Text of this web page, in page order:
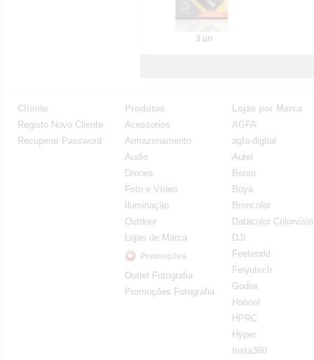
3 un
Cliente
Registo Novo Cliente
Recuperar Password
Produtos
Acessorios
Armazenamento
Audio
Drones
Foto e Vídeo
Iluminação
Outdoor
Lojas de Marca
Outlet Fotografia
Promoções Fotografia
Lojas por Marca
AGFA
agfa-digital
Autel
Benro
Boya
Broncolor
Datacolor
DJI
Feelworld
Feiyutech
Godox
Hahnel
HPRC
Hyper
Insta360